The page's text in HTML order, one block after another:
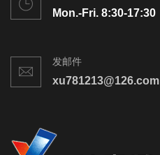
Mon.-Fri. 8:30-17:30
发邮件
xu781213@126.com